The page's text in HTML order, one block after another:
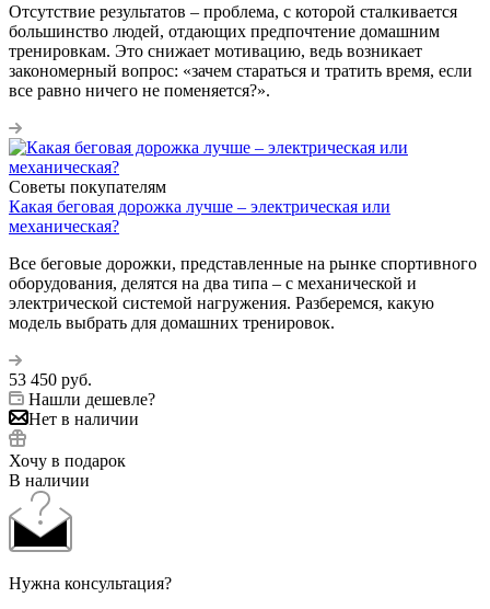
Отсутствие результатов – проблема, с которой сталкивается
большинство людей, отдающих предпочтение домашним
тренировкам. Это снижает мотивацию, ведь возникает
закономерный вопрос: «зачем стараться и тратить время, если
все равно ничего не поменяется?».
Советы покупателям
Какая беговая дорожка лучше – электрическая или
механическая?
Все беговые дорожки, представленные на рынке спортивного
оборудования, делятся на два типа – с механической и
электрической системой нагружения. Разберемся, какую
модель выбрать для домашних тренировок.
53 450 руб.
Нашли дешевле?
Нет в наличии
Хочу в подарок
В наличии
Нужна консультация?